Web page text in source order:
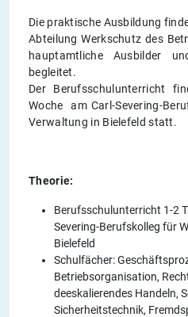
Die praktische Ausbildung
Abteilung Werkschutz des
hauptamtliche Ausbilder
begleitet.
Der Berufsschulunterricht
Woche am Carl-Severing-
Verwaltung in Bielefeld statt.
Theorie:
Berufsschulunterricht 1-2
Severing-Berufskolleg für
Bielefeld
Schulfächer:
Betriebsorganisation,
deeskalierendes Handeln,
Sicherheitstechnik,